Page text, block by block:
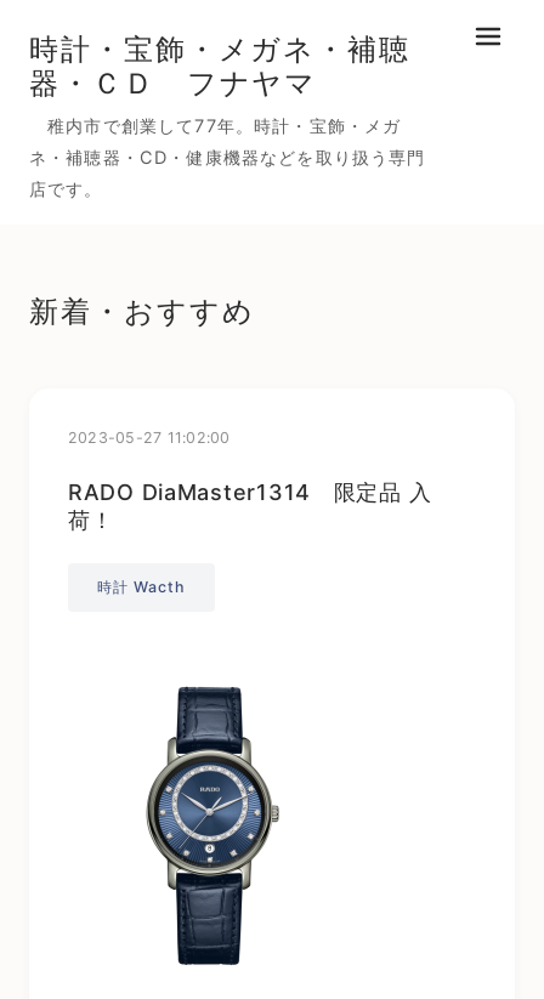
時計・宝飾・メガネ・補聴
器・ＣＤ フナヤマ
稚内市で創業して77年。時計・宝飾・メガ
ネ・補聴器・CD・健康機器などを取り扱う専門
店です。
メニュ
新着・おすすめ
2023-05-27 11:02:00
RADO DiaMaster1314 限定品 入
荷！
時計 Wacth